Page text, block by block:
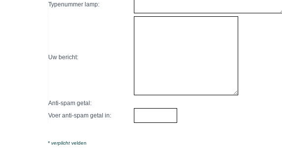
Typenummer lamp:
Uw bericht:
Anti-spam getal:
Voer anti-spam getal in:
* verplicht velden